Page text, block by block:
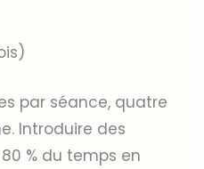
par séance, quatre
Introduire des
% du temps en